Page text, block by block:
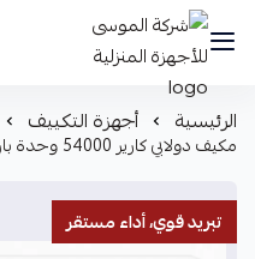
شركة الموسى
الرئيسية أجهزة التكييف
مكيف دولابي كارير 54000 وحدة بارد – 42SFS7B1A
تبريد قوي، أداء مستقر